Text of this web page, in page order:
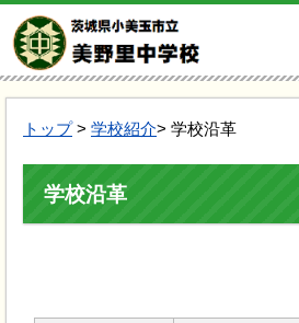
トップ> 学校紹介> 学校沿革
学校沿革